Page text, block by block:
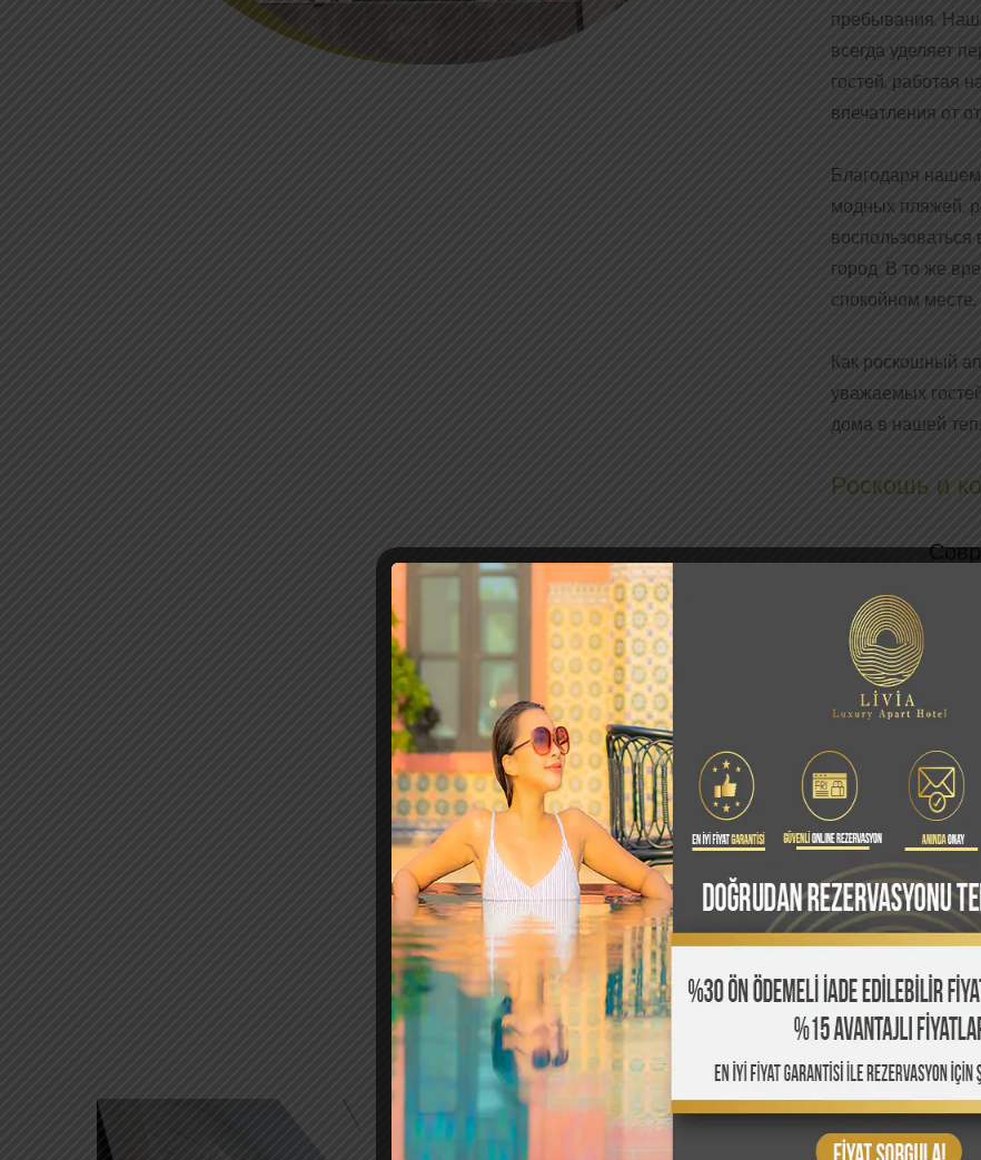
пребывания.
всегда уделяет
гостей, работая
впечатления от
Благодаря
модных пляжей,
город. В то же
спокойном
Как роскошный
уважаемых
дома в нашей
Роскошь и
УЗНАЙТЕ
РЕКОМЕНДУЕМЫЕ НОМЕРА
Исследуйте наши